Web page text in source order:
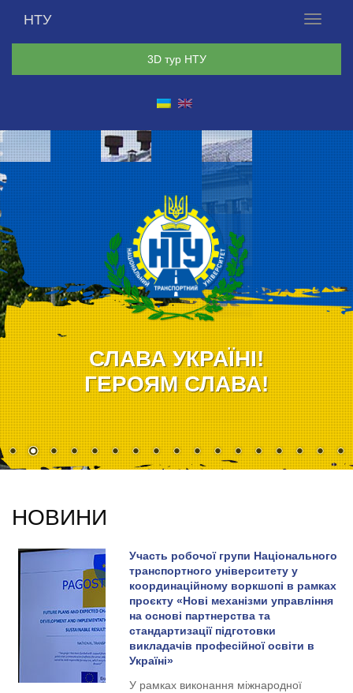
Меню
НТУ
3D тур НТУ
СЛАВА УКРАЇНІ!
ГЕРОЯМ СЛАВА!
НОВИНИ
Участь робочої групи Національного
транспортного університету у
координаційному воркшопі в рамках
проєкту «Нові механізми управління
на основі партнерства та
стандартизації підготовки
викладачів професійної освіти в
Україні»
У рамках виконання міжнародної